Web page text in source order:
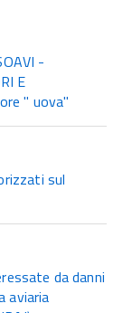
-
E
" uova"
sul
da danni
aviaria